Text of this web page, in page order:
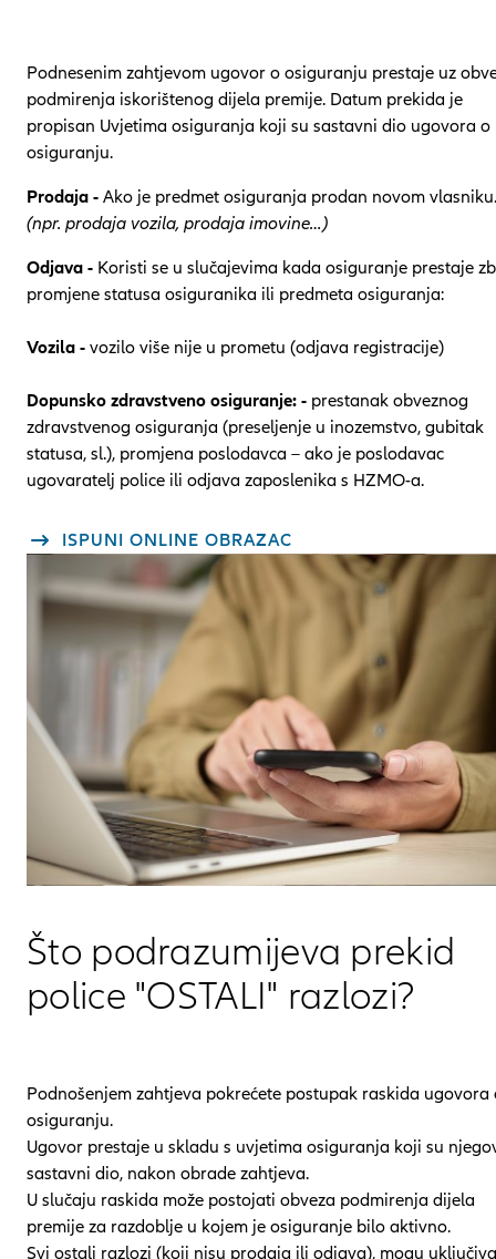
Podnesenim zahtjevom ugovor o osiguranju prestaje uz
podmirenja iskorištenog dijela premije. Datum prekida je
propisan Uvjetima osiguranja koji su sastavni dio ugovora o
osiguranju.
Prodaja - Ako je predmet osiguranja prodan novom vlasniku.
(npr. prodaja vozila, prodaja imovine…)
Odjava - Koristi se u slučajevima kada osiguranje prestaje
promjene statusa osiguranika ili predmeta osiguranja:
Vozila - vozilo više nije u prometu (odjava registracije)
Dopunsko zdravstveno osiguranje: - prestanak obveznog
zdravstvenog osiguranja (preseljenje u inozemstvo, gubitak
statusa, sl.), promjena poslodavca – ako je poslodavac
ugovaratelj police ili odjava zaposlenika s HZMO-a.
ISPUNI ONLINE OBRAZAC
Što podrazumijeva prekid
police "OSTALI" razlozi?
Podnošenjem zahtjeva pokrećete postupak raskida ugovora
osiguranju.
Ugovor prestaje u skladu s uvjetima osiguranja koji su
sastavni dio, nakon obrade zahtjeva.
U slučaju raskida može postojati obveza podmirenja dijela
premije za razdoblje u kojem je osiguranje bilo aktivno.
Svi ostali razlozi (koji nisu prodaja ili odjava), mogu